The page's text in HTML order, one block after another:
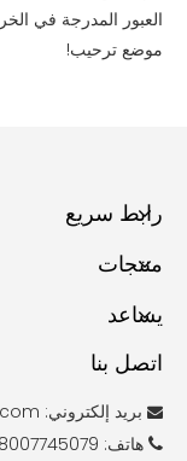
العبور المدرجة في
موضع ترحيب!
رابط سريع
منتجات
يساعد
اتصل بنا
 بريد إلكتروني:
 هاتف: 18007745079-86+